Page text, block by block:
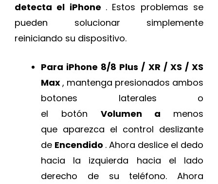
detecta el iPhone . Estos problemas se
pueden solucionar simplemente
reiniciando su dispositivo.
Para iPhone 8/8 Plus / XR / XS / XS
Max, mantenga presionados ambos
botones laterales o
el botón Volumen a menos
que aparezca el control deslizante
de Encendido . Ahora deslice el dedo
hacia la izquierda hacia el lado
derecho de su teléfono. Ahora